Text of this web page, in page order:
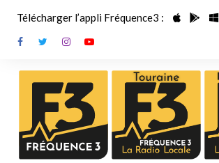
contenu
Télécharger l’appli Fréquence3 :